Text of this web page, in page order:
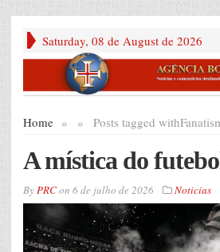
Saturday, 08 de August de 2026
Home » Posts tagged with
»
A mística do
ByPRCon 6 de julho de 2026 Noticias